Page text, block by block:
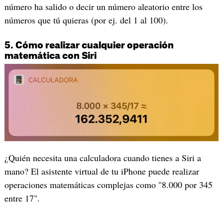
número ha salido o decir un número aleatorio entre los
números que tú quieras (por ej. del 1 al 100).
5. Cómo realizar cualquier operación
matemática con Siri
¿Quién necesita una calculadora cuando tienes a Siri a
mano? El asistente virtual de tu iPhone puede realizar
operaciones matemáticas complejas como "8.000 por 345
entre 17".